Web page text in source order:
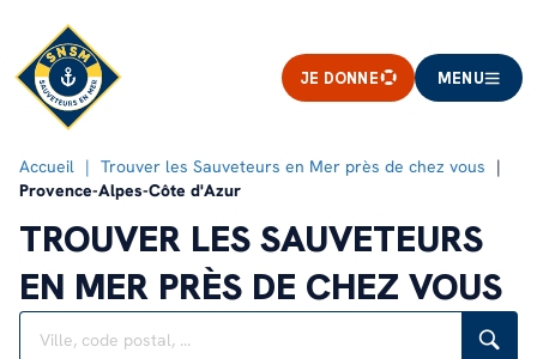
JE DONNE MENU
Accueil
Trouver les Sauveteurs en Mer près de chez vous
Provence-Alpes-Côte d'Azur
TROUVER LES SAUVETEURS
EN MER PRÈS DE CHEZ VOUS
Rechercher
Veuillez
renseigner
{{count}}
résultat(s)